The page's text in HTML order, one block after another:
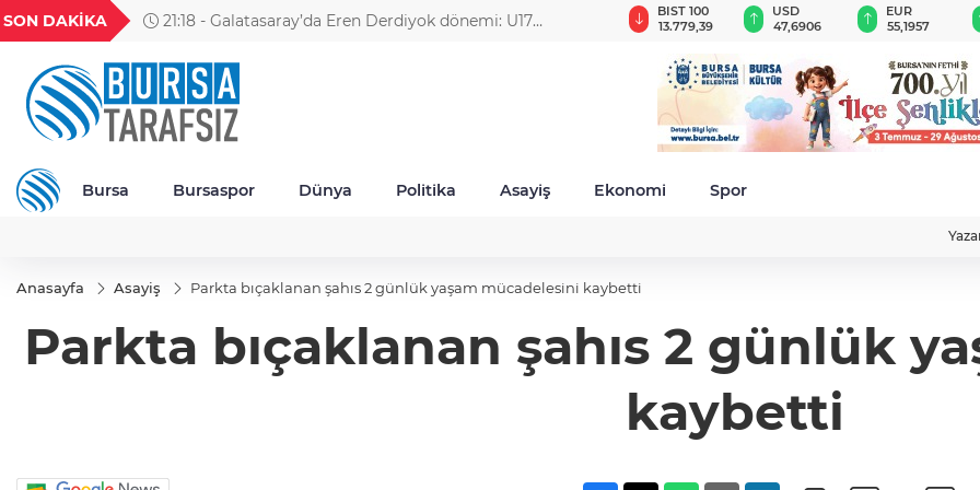
SON DAKİKA
21:18 - Galatasaray’da Eren Derdiyok dönemi: U17
18,2373
TND
16,2379
BGN
27,9743
VND
0,0018
BIST 100
13.779,39
USD
47,6906
EUR
55,1957
Bursa Bursaspor Dünya Politika Asayiş Ekonomi Spor
Anasayfa Asayiş Parkta bıçaklanan şahıs 2 günlük yaşam mücadelesini kaybetti
Parkta bıçaklanan şahıs 2 günlük
kaybetti